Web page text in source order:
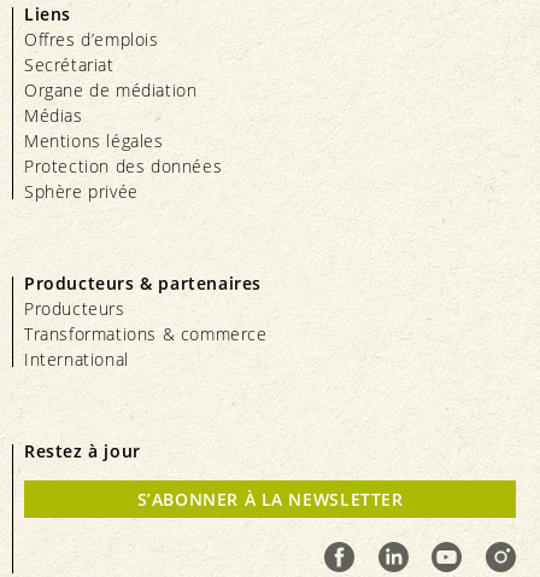
Liens
Offres d’emplois
Secrétariat
Organe de médiation
Médias
Mentions légales
Protection des données
Sphère privée
Producteurs & partenaires
Producteurs
Transformations & commerce
International
Restez à jour
S’ABONNER À LA NEWSLETTER